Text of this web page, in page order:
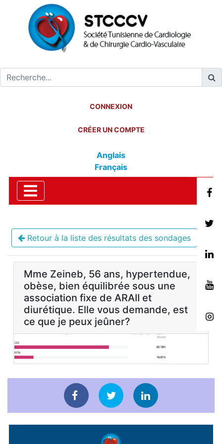
CONNEXION
CRÉER UN COMPTE
Anglais
Français
Retour à la liste des résultats des sondages
Mme Zeineb, 56 ans, hypertendue,
obèse, bien équilibrée sous une
association fixe de ARAII et
diurétique. Elle vous demande, est
ce que je peux jeûner?